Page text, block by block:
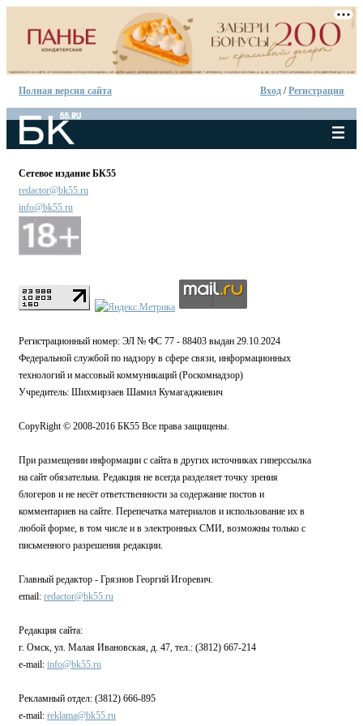
Полная версия сайта Вход /Регистрация
Сетевое издание БК55
redactor@bk55.ru
info@bk55.ru
Регистрационный номер: ЭЛ № ФС 77 - 88403 выдан 29.10.2024
Федеральной службой по надзору в сфере связи, информационных
технологий и массовый коммуникаций (Роскомнадзор)
Учредитель: Шихмирзаев Шамил Кумагаджиевич
CopyRight © 2008-2016 БК55 Все права защищены.
При размещении информации с сайта в других источниках гиперссылка
на сайт обязательна. Редакция не всегда разделяет точку зрения
блогеров и не несёт ответственности за содержание постов и
комментариев на сайте. Перепечатка материалов и использование их в
любой форме, в том числе и в электронных СМИ, возможны только с
письменного разрешения редакции.
Главный редактор - Грязнов Георгий Игоревич.
email: redactor@bk55.ru
Редакция сайта:
г. Омск, ул. Малая Ивановская, д. 47, тел.: (3812) 667-214
e-mail: info@bk55.ru
Рекламный отдел: (3812) 666-895
e-mail: reklama@bk55.ru